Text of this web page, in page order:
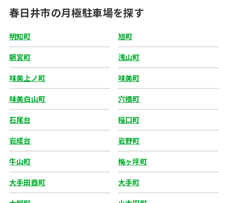
春日井市の月極駐車場を探す
明知町 旭町
朝宮町 浅山町
味美上ノ町 味美町
味美白山町 穴橋町
石尾台 稲口町
岩成台 岩野町
牛山町 梅ヶ坪町
大手田酉町 大手町